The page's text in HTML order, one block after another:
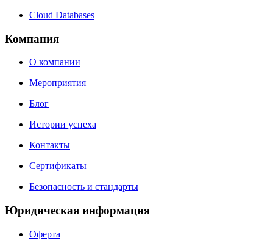
Cloud Databases
Компания
О компании
Мероприятия
Блог
Истории успеха
Контакты
Сертификаты
Безопасность и стандарты
Юридическая информация
Оферта